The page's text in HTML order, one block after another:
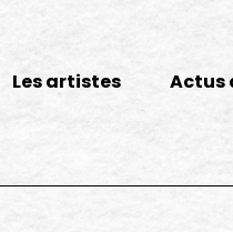
Les artistes Actus